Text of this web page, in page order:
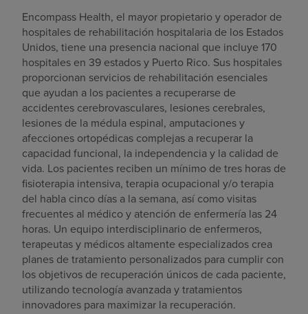
Encompass Health, el mayor propietario y operador de
hospitales de rehabilitación hospitalaria de los Estados
Unidos, tiene una presencia nacional que incluye 170
hospitales en 39 estados y Puerto Rico. Sus hospitales
proporcionan servicios de rehabilitación esenciales
que ayudan a los pacientes a recuperarse de
accidentes cerebrovasculares, lesiones cerebrales,
lesiones de la médula espinal, amputaciones y
afecciones ortopédicas complejas a recuperar la
capacidad funcional, la independencia y la calidad de
vida. Los pacientes reciben un mínimo de tres horas de
fisioterapia intensiva, terapia ocupacional y/o terapia
del habla cinco días a la semana, así como visitas
frecuentes al médico y atención de enfermería las 24
horas. Un equipo interdisciplinario de enfermeros,
terapeutas y médicos altamente especializados crea
planes de tratamiento personalizados para cumplir con
los objetivos de recuperación únicos de cada paciente,
utilizando tecnología avanzada y tratamientos
innovadores para maximizar la recuperación.